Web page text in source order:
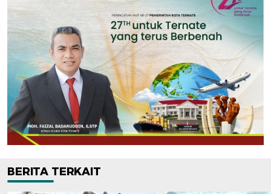
BERITA TERKAIT